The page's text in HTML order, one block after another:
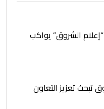
الشروق” يواكب
تبحث تعزيز التعاون